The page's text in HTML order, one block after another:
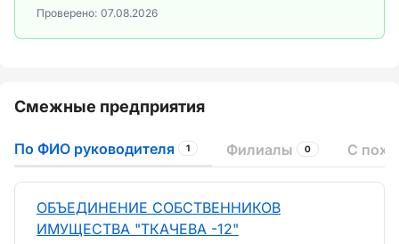
Проверено: 07.08.2026
Смежные предприятия
По ФИО руководителя 1 Филиалы 0 С
ОБЪЕДИНЕНИЕ СОБСТВЕННИКОВ
ИМУЩЕСТВА "ТКАЧЕВА -12"